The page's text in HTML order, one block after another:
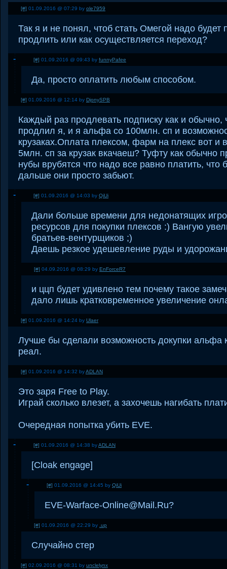
[#] 01.09.2016 @ 07:29 by ole7959
Так я и не понял, чтоб стать Омегой надо будет
продлить или как осуществляется переход?
[#] 01.09.2016 @ 09:43 by funnyPafee
Да, просто оплатить любым способом.
[#] 01.09.2016 @ 12:14 by DjonySPB
Каждый раз продлевать подписку как и
продлил я, и я альфа со 100млн. сп и
крузаках.Оплата плексом, фарм на плекс вот и
5млн. сп за крузак вкачаеш? Туфту как обычно
нубы врубятся что надо все равно платить, что
дальше они просто забьют.
[#] 01.09.2016 @ 14:03 by QiUi
Дали больше времени для недонатящих
ресурсов для покупки плексов :) Вангую
братьев-вентурщиков ;)
Даешь резкое удешевление руды и
[#] 04.09.2016 @ 08:29 by EnForceR7
и ццп будет удивлено тем почему такое
дало лишь кратковременное увеличение
[#] 01.09.2016 @ 14:24 by Ulaer
Лучше бы сделали возможность докупки альфа
реал.
[#] 01.09.2016 @ 14:32 byADLAN
Это заря Free to Play.
Играй сколько влезет, а захочешь нагибать
Очередная попытка убить EVE.
[#] 01.09.2016 @ 14:38 byADLAN
[Cloak engage]
[#] 01.09.2016 @ 14:45 by QiUi
EVE-Warface-Online@Mail.Ru?
[#] 01.09.2016 @ 22:29 by .up
Случайно стер
[#] 02.09.2016 @ 08:31 by unclelynx